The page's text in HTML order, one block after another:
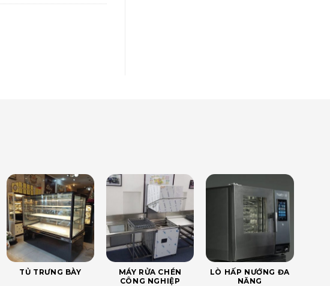
TỦ TRƯNG BÀY
MÁY RỬA CHÉN
CÔNG NGHIỆP
LÒ HẤP NƯỚNG ĐA
NĂNG